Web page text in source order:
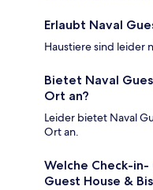
Erlaubt Naval
Haustiere sind leider
Bietet Naval
Ort an?
Leider bietet Naval
Ort an.
Welche Check-
Guest House &